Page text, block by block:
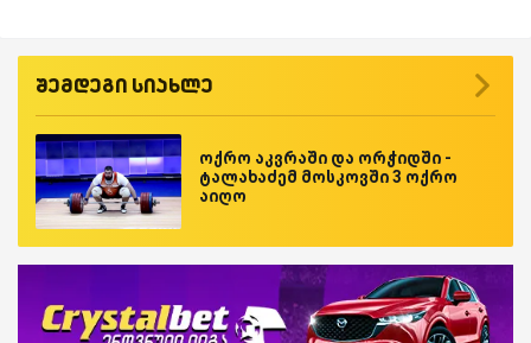
შემდეგი სიახლე
ოქრო აკვრაში და ორჭიდში -
ტალახაძემ მოსკოვში 3 ოქრო
აიღო